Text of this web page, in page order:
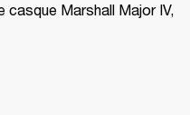
casque Marshall Major IV,